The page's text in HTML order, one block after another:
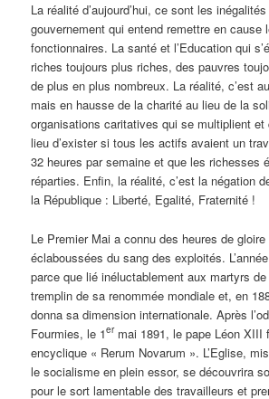
La réalité d’aujourd’hui, ce sont les
gouvernement qui entend remettre en cause
fonctionnaires. La santé et l’Education qui
riches toujours plus riches, des pauvres
de plus en plus nombreux. La réalité, c’est
mais en hausse de la charité au lieu de la
organisations caritatives qui se multiplient et
lieu d’exister si tous les actifs avaient un
32 heures par semaine et que les richesses
réparties. Enfin, la réalité, c’est la négation
la République : Liberté, Egalité, Fraternité !
Le Premier Mai a connu des heures de
éclaboussées du sang des exploités.
parce que lié inéluctablement aux martyrs
tremplin de sa renommée mondiale et, en
donna sa dimension internationale. Après
Fourmies, le 1ermai 1891, le pape Léon XIII
encyclique « Rerum Novarum ». L’Eglise,
le socialisme en plein essor, se découvrira
pour le sort lamentable des travailleurs et